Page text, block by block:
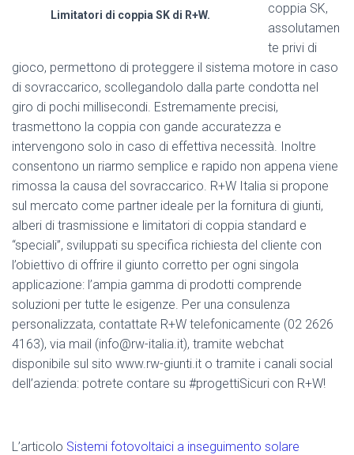
Limitatori di coppia SK di R+W.
coppia SK,
assolutamen
te privi di
gioco, permettono di proteggere il sistema motore in caso
di sovraccarico, scollegandolo dalla parte condotta nel
giro di pochi millisecondi. Estremamente precisi,
trasmettono la coppia con gande accuratezza e
intervengono solo in caso di effettiva necessità. Inoltre
consentono un riarmo semplice e rapido non appena viene
rimossa la causa del sovraccarico. R+W Italia si propone
sul mercato come partner ideale per la fornitura di giunti,
alberi di trasmissione e limitatori di coppia standard e
“speciali”, sviluppati su specifica richiesta del cliente con
l’obiettivo di offrire il giunto corretto per ogni singola
applicazione: l’ampia gamma di prodotti comprende
soluzioni per tutte le esigenze. Per una consulenza
personalizzata, contattate R+W telefonicamente (02 2626
4163), via mail (info@rw-italia.it), tramite webchat
disponibile sul sito www.rw-giunti.it o tramite i canali social
dell’azienda: potrete contare su #progettiSicuri con R+W!
L’articolo Sistemi fotovoltaici a inseguimento solare